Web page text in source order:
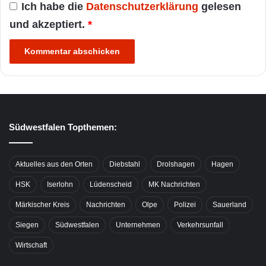
Ich habe die Datenschutzerklärung gelesen
und akzeptiert. *
Südwestfalen Topthemen:
Aktuelles aus den Orten Diebstahl Drolshagen Hagen
HSK Iserlohn Lüdenscheid MK Nachrichten
Märkischer Kreis Nachrichten Olpe Polizei Sauerland
Siegen Südwestfalen Unternehmen Verkehrsunfall
Wirtschaft